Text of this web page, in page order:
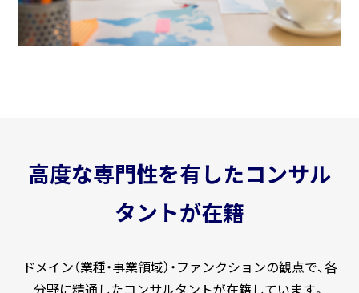
高度な専門性を有したコンサル
タントが在籍
ドメイン（業種・事業領域）・ファンクションの観点で、各